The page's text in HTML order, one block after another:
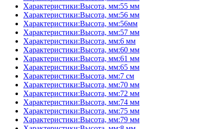
Характеристики:Высота, мм:55 мм
Характеристики:Высота, мм:56 мм
Характеристики:Высота, мм:56мм
Характеристики:Высота, мм:57 мм
Характеристики:Высота, мм:6 мм
Характеристики:Высота, мм:60 мм
Характеристики:Высота, мм:61 мм
Характеристики:Высота, мм:65 мм
Характеристики:Высота, мм:7 см
Характеристики:Высота, мм:70 мм
Характеристики:Высота, мм:72 мм
Характеристики:Высота, мм:74 мм
Характеристики:Высота, мм:75 мм
Характеристики:Высота, мм:79 мм